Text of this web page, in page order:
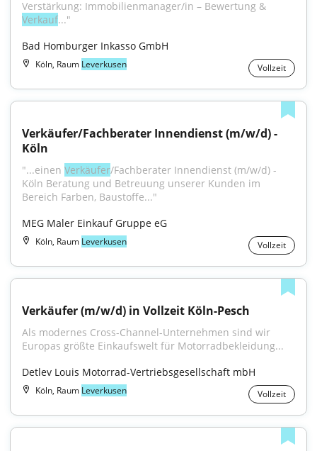
Verkauf..."
Bad Homburger Inkasso GmbH
Köln, Raum Leverkusen Vollzeit
Verkäufer/Fachberater Innendienst (m/w/d) -
Köln
"...einen Verkäufer/Fachberater Innendienst (m/w/d) -
Köln Beratung und Betreuung unserer Kunden im
Bereich Farben, Baustoffe..."
MEG Maler Einkauf Gruppe eG
Köln, Raum Leverkusen Vollzeit
Verkäufer (m/w/d) in Vollzeit Köln-Pesch
Als modernes Cross-Channel-Unternehmen sind wir
Europas größte Einkaufswelt für Motorradbekleidung...
Detlev Louis Motorrad-Vertriebsgesellschaft mbH
Köln, Raum Leverkusen Vollzeit